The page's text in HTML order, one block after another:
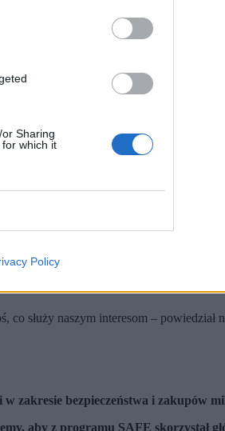
Sharing
which it
Policy
służy naszym interesom –
w zakresie bezpieczeństwa i zakupów
aby z programu SAFE skorzystał